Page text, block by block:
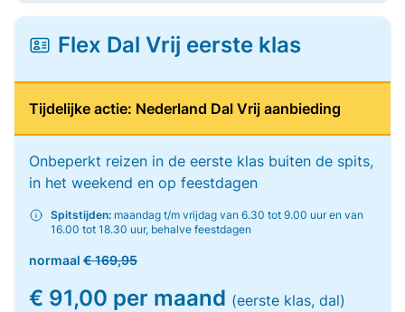
Flex Dal Vrij eerste klas
Tijdelijke actie: Nederland Dal Vrij aanbieding
Onbeperkt reizen in de eerste klas buiten de spits,
in het weekend en op feestdagen
Spitstijden: maandag t/m vrijdag van 6.30 tot 9.00 uur en van
16.00 tot 18.30 uur, behalve feestdagen
normaal € 169,95
€ 91,00 per maand (eerste klas, dal)